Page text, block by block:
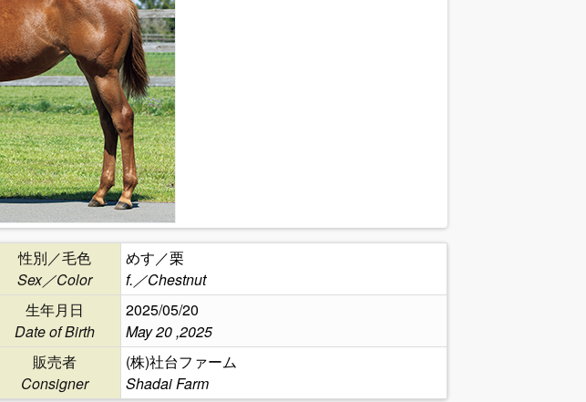
性別／毛色
Sex／Color
めす／栗
f.／Chestnut
生年月日
Date of Birth
2025/05/20
May 20 ,2025
販売者
Consigner
(株)社台ファーム
Shadai Farm